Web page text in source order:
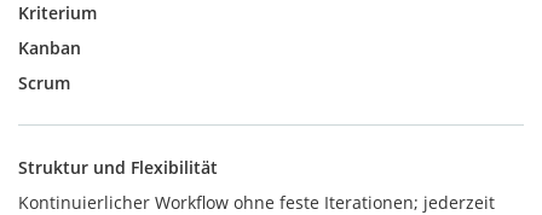
Kriterium
Kanban
Scrum
Struktur und Flexibilität
Kontinuierlicher Workflow ohne feste Iterationen; jederzeit